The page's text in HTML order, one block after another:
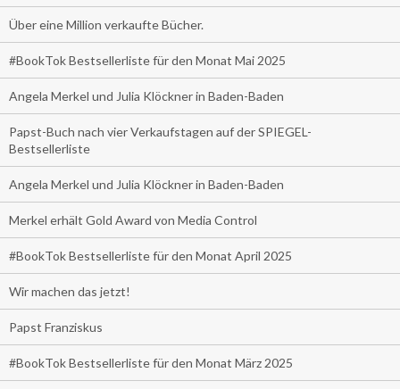
Über eine Million verkaufte Bücher.
#BookTok Bestsellerliste für den Monat Mai 2025
Angela Merkel und Julia Klöckner in Baden-Baden
Papst-Buch nach vier Verkaufstagen auf der SPIEGEL-
Bestsellerliste
Angela Merkel und Julia Klöckner in Baden-Baden
Merkel erhält Gold Award von Media Control
#BookTok Bestsellerliste für den Monat April 2025
Wir machen das jetzt!
Papst Franziskus
#BookTok Bestsellerliste für den Monat März 2025